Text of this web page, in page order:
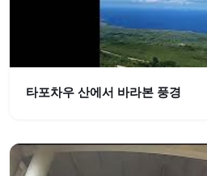
타포차우 산에서 바라본 풍경